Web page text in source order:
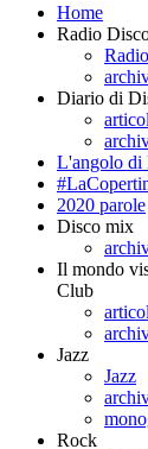
Home
Radio
Diario di
L'angolo di
2020 parole
Disco mix
Il mondo
Club
Jazz
Jazz
Rock